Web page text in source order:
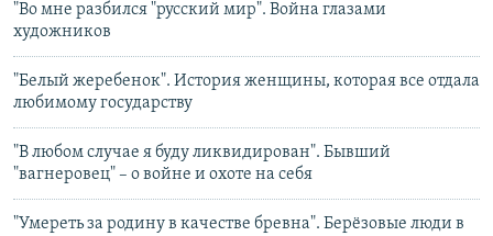
"Во мне разбился "русский мир". Война глазами
художников
"Белый жеребенок". История женщины, которая все отдала
любимому государству
"В любом случае я буду ликвидирован". Бывший
"вагнеровец" – о войне и охоте на себя
"Умереть за родину в качестве бревна". Берёзовые люди в